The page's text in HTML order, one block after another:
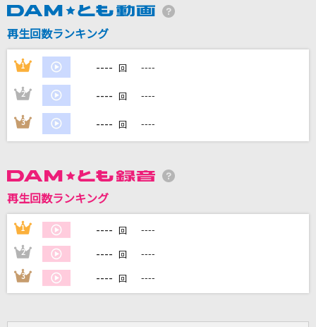
[生音]星屑のステージ
チェッカーズ
君がいるだけで
残酷な天使のテーゼ
[生音]酔待ち酒場
DAMの新曲・ランキングなど
カラオケ最新情報をチェック！
再生回数ランキング
1 ---- 回 ----
2 ---- 回 ----
3 ---- 回 ----
再生回数ランキング
1 ---- 回 ----
2 ---- 回 ----
3 ---- 回 ----